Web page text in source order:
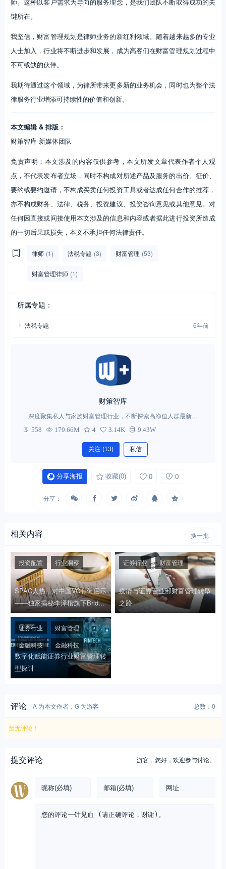
键所在。
我坚信，财富管理规划是律师业务的新红利领域。随着越来越多的专业
人士加入，行业将不断进步和发展，成为高客们在财富管理规划过程中
不可或缺的伙伴。
我期待通过这个领域，为律所带来更多新的业务机会，同时也为整个法
律服务行业增添可持续性的价值和创新。
本文编辑 & 排版：
财策智库 新媒体团队
免责声明：本文涉及的内容仅供参考，本文所发文章代表作者个人观
点，不代表发布者立场，同时不构成对所述产品及服务的出价、征价、
要约或要约邀请，不构成买卖任何投资工具或者达成任何合作的推荐，
亦不构成财务、法律、税务、投资建议、投资咨询意见或其他意见。对
任何因直接或间接使用本文涉及的信息和内容或者据此进行投资所造成
的一切后果或损失，本文不承担任何法律责任。
律师 (1) 法税专题 (3) 财富管理 (53)
财富管理律师 (1)
所属专题：
法税专题 6年前
财策智库
深度聚集私人与家族财富管理行业，不断探索高净值人群最新需
求。
558 179.66M 4 3.14K 9.43W
关注 (13) 私信
分享海报 收藏(0) 0 0
分享：
相关内容 换一批
SPAC大热，对中国VC有何启示
——独家揭秘李泽楷旗下Bridge
town投资前景
投资配置 行业洞察
疫情与证券营业部财富管理转型
之路
证券行业 财富管理
数字化赋能证券行业财富管理转
型探讨
证券行业
财富管理
金融科技
金融科技
评论 A 为本文作者，G 为游客 总数：0
暂无评论！
提交评论 游客，您好，欢迎参与讨论。